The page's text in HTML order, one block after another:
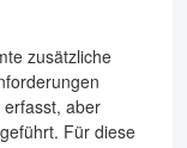
zusätzliche
aber
Für diese